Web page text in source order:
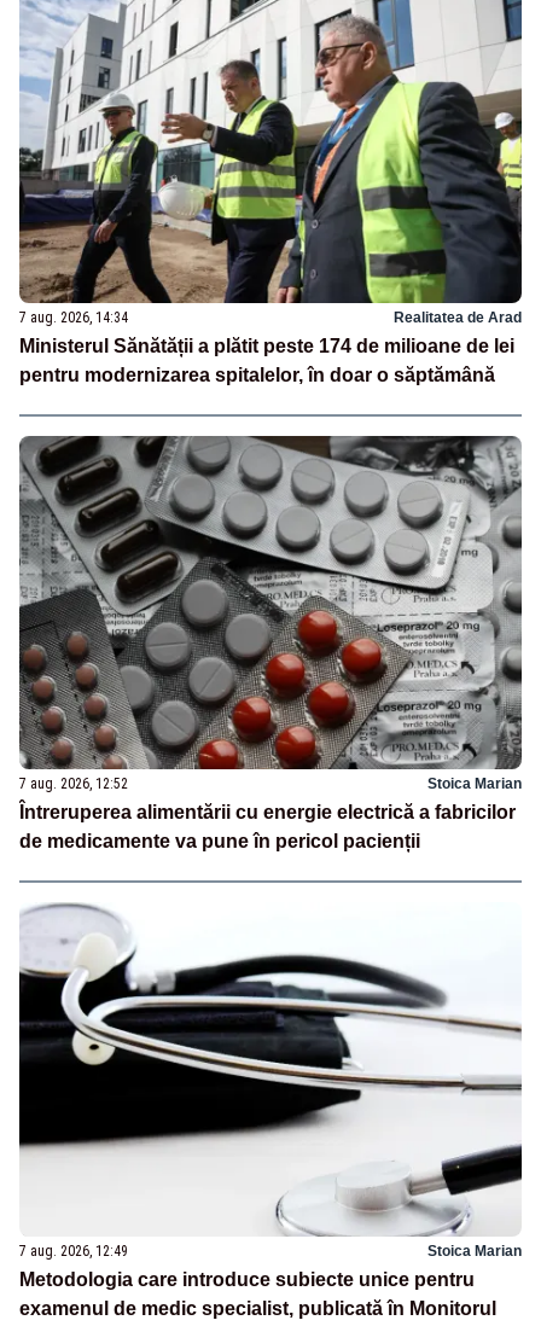
7 aug. 2026, 14:34 Realitatea de Arad
Ministerul Sănătății a plătit peste 174 de milioane de lei
pentru modernizarea spitalelor, în doar o săptămână
7 aug. 2026, 12:52 Stoica Marian
Întreruperea alimentării cu energie electrică a fabricilor
de medicamente va pune în pericol pacienții
7 aug. 2026, 12:49 Stoica Marian
Metodologia care introduce subiecte unice pentru
examenul de medic specialist, publicată în Monitorul